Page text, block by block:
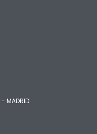
- MADRID